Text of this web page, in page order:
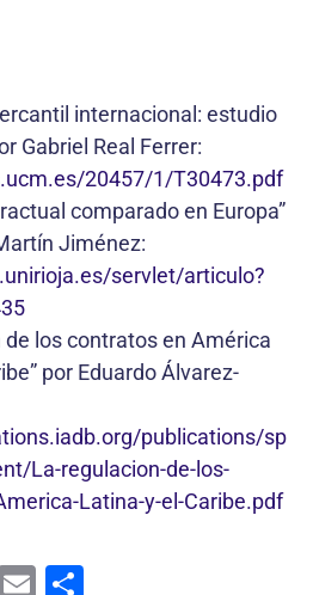
internacional: estudio
Gabriel Real Ferrer:
20457/1/T30473.pdf
comparado en Europa”
Jiménez:
servlet/articulo?
de los contratos en América
por Eduardo Álvarez-
publications/sp
La-regulacion-de-los-
Latina-y-el-Caribe.pdf
E